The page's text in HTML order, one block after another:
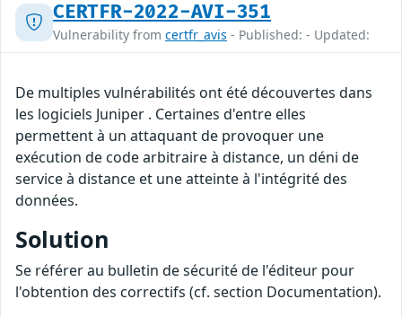
CERTFR-2022-AVI-351
Vulnerability from certfr_avis - Published: - Updated:
De multiples vulnérabilités ont été découvertes dans
les logiciels Juniper . Certaines d'entre elles
permettent à un attaquant de provoquer une
exécution de code arbitraire à distance, un déni de
service à distance et une atteinte à l'intégrité des
données.
Solution
Se référer au bulletin de sécurité de l'éditeur pour
l'obtention des correctifs (cf. section Documentation).